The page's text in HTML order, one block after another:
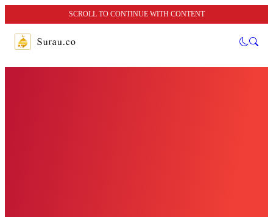
SCROLL TO CONTINUE WITH CONTENT